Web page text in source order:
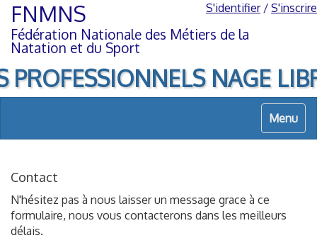
Aller
contenu
Aller
navigation
FNMNS
Fédération Nationale des Métiers de la
Natation et du Sport
S'identifier/ S'inscrire
NAGE
Menu
Contact
N'hésitez pas à nous laisser un message grace à ce
formulaire, nous vous contacterons dans les meilleurs
délais.